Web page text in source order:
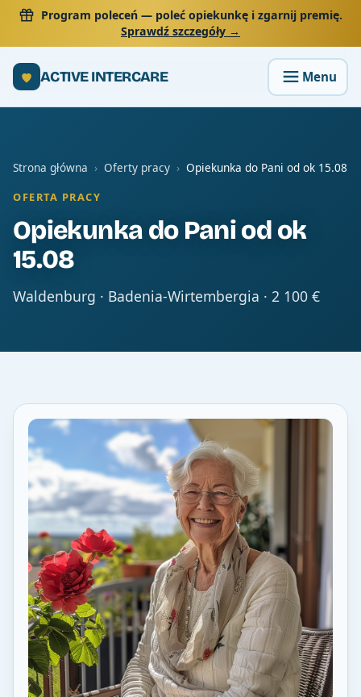
Program poleceń— poleć opiekunkę i zgarnij premię.
Sprawdź szczegóły →
ACTIVE INTERCARE
Strona główna › Oferty pracy › Opiekunka do Pani od ok 15.08
OFERTA PRACY
Opiekunka do Pani od ok
15.08
Waldenburg · Badenia-Wirtembergia · 2 100 €